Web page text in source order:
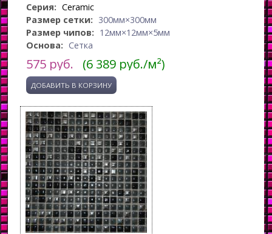
Серия: Ceramic
Размер сетки: 300мм×300мм
Размер чипов: 12мм×12мм×5мм
Основа: Сетка
575 руб. (6 389 руб./м²)